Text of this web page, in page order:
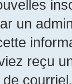
un
reçu